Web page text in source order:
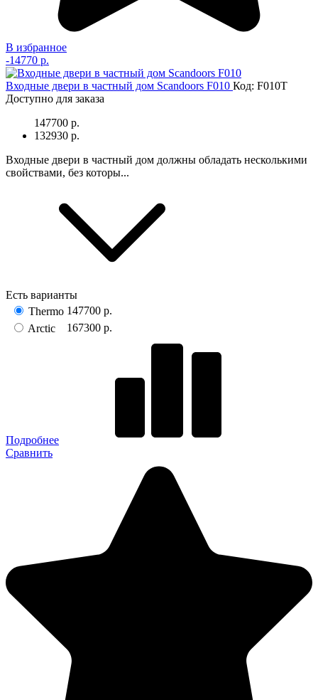
В избранное
-14770 р.
Входные двери в частный дом Scandoors F010 Код: F010T
Доступно для заказа
147700 р.
132930 р.
Входные двери в частный дом должны обладать несколькими
свойствами, без которы...
Есть варианты
Thermo 147700 р.
Arctic
167300 р.
Подробнее
Сравнить